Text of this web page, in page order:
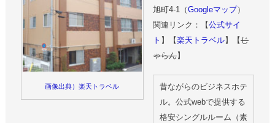
画像出典）楽天トラベル
旭町4-1（Googleマップ）
関連リンク：【公式サイ
ト 】【楽天トラベル】【じ
ゃらん】
昔ながらのビジネスホテ
ル。公式webで提供する
格安シングルルーム（素